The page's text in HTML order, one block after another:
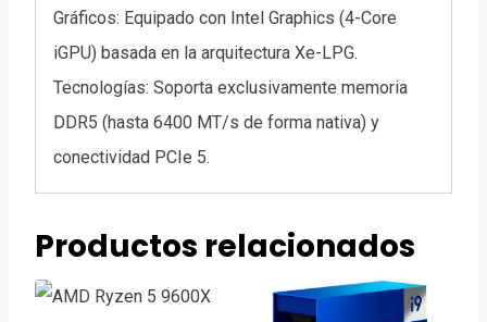
Gráficos: Equipado con Intel Graphics (4-Core
iGPU) basada en la arquitectura Xe-LPG.
Tecnologías: Soporta exclusivamente memoria
DDR5 (hasta 6400 MT/s de forma nativa) y
conectividad PCIe 5.
Productos relacionados